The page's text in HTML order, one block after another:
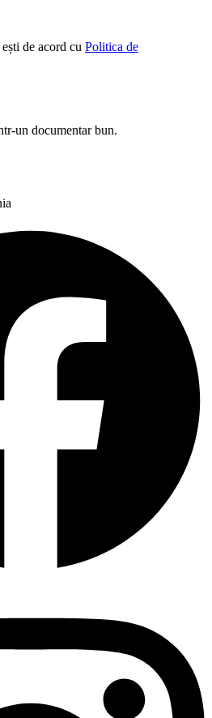
de acord cu Politica de
un documentar bun.